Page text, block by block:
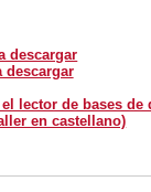
descargar
descargar
lector de bases de
en castellano)